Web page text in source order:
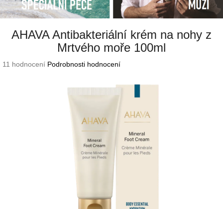
AHAVA Antibakteriální krém na nohy z
Mrtvého moře 100ml
Průměrné
11 hodnocení Podrobnosti hodnocení